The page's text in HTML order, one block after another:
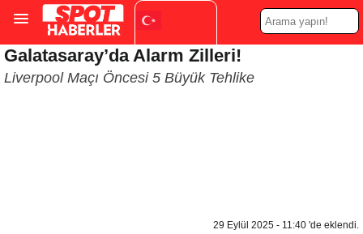
Turkish ▼
Galatasaray’da Alarm Zilleri!
Liverpool Maçı Öncesi 5 Büyük Tehlike
29 Eylül 2025 - 11:40 'de eklendi.